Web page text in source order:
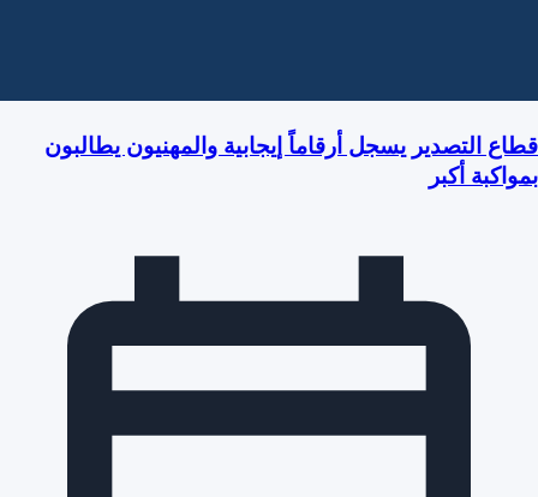
قطاع التصدير يسجل أرقاماً إيجابية والمهنيون يطالبون
بمواكبة أكبر